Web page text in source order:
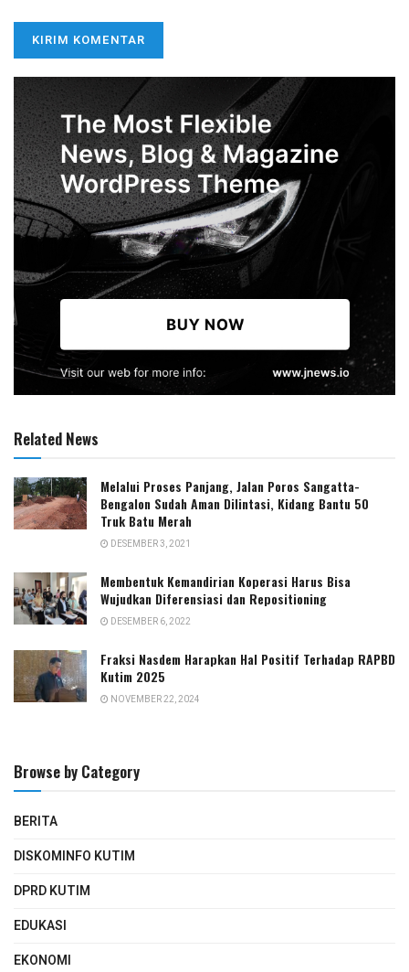
Related News
Melalui Proses Panjang, Jalan Poros Sangatta-
Bengalon Sudah Aman Dilintasi, Kidang Bantu 50
Truk Batu Merah
DESEMBER 3, 2021
Membentuk Kemandirian Koperasi Harus Bisa
Wujudkan Diferensiasi dan Repositioning
DESEMBER 6, 2022
Fraksi Nasdem Harapkan Hal Positif Terhadap RAPBD
Kutim 2025
NOVEMBER 22, 2024
Browse by Category
BERITA
DISKOMINFO KUTIM
DPRD KUTIM
EDUKASI
EKONOMI